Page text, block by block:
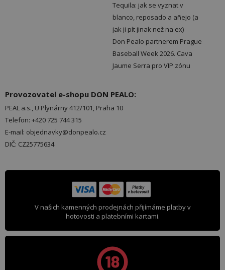
Tequila: jak se vyznat v
blanco, reposado a añejo (a
jak ji pít jinak než na ex)
Don Pealo partnerem Prague
Baseball Week 2026. Cava
Jaume Serra pro VIP zónu
Provozovatel e-shopu DON PEALO:
PEAL a.s., U Plynárny 412/101, Praha 10
Telefon: +420 725 744 315
E-mail: objednavky@donpealo.cz
DIČ: CZ25775634
V našich kamenných prodejnách přijímáme platby v
hotovosti a platebními kartami.